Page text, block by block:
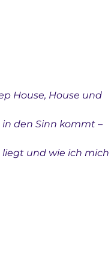
House, House und
den Sinn kommt –
und wie ich mich